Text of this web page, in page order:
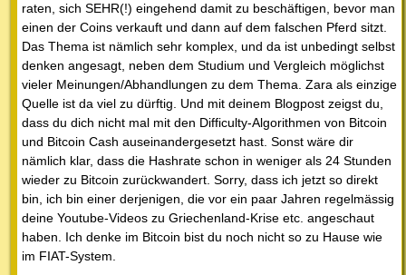
raten, sich SEHR(!) eingehend damit zu beschäftigen, bevor man
einen der Coins verkauft und dann auf dem falschen Pferd sitzt.
Das Thema ist nämlich sehr komplex, und da ist unbedingt selbst
denken angesagt, neben dem Studium und Vergleich möglichst
vieler Meinungen/Abhandlungen zu dem Thema. Zara als einzige
Quelle ist da viel zu dürftig. Und mit deinem Blogpost zeigst du,
dass du dich nicht mal mit den Difficulty-Algorithmen von Bitcoin
und Bitcoin Cash auseinandergesetzt hast. Sonst wäre dir
nämlich klar, dass die Hashrate schon in weniger als 24 Stunden
wieder zu Bitcoin zurückwandert. Sorry, dass ich jetzt so direkt
bin, ich bin einer derjenigen, die vor ein paar Jahren regelmässig
deine Youtube-Videos zu Griechenland-Krise etc. angeschaut
haben. Ich denke im Bitcoin bist du noch nicht so zu Hause wie
im FIAT-System.